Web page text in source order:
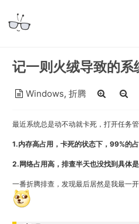
记一则火绒导致的
Windows,折腾
最近系统总是动不动就卡死，打开任务
1.内存高占用，卡死的状态下，99%的
2.网络占用高，排查半天也没找到具体
一番折腾排查，发现最后居然是我最一